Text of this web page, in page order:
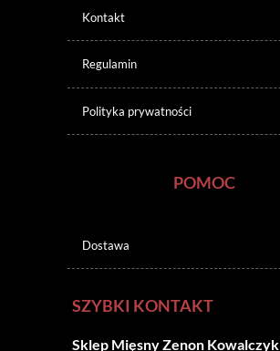
Kontakt
Regulamin
Polityka prywatności
POMOC
Dostawa
SZYBKI KONTAKT
Sklep Mięsny Zenon Kowalczyk